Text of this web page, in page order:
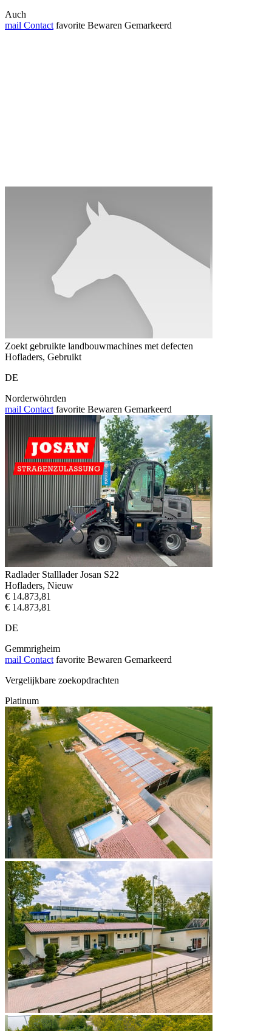
Auch
mail Contact favorite Bewaren Gemarkeerd
Zoekt gebruikte landbouwmachines met defecten
Hofladers, Gebruikt
DE
Norderwöhrden
mail Contact favorite Bewaren Gemarkeerd
Radlader Stalllader Josan S22
Hofladers, Nieuw
€ 14.873,81
€ 14.873,81
DE
Gemmrigheim
mail Contact favorite Bewaren Gemarkeerd
Vergelijkbare zoekopdrachten
Platinum